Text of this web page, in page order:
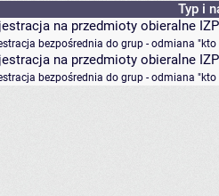
Typ i
na przedmioty obieralne
bezpośrednia do grup - odmiana "kto
na przedmioty obieralne
bezpośrednia do grup - odmiana "kto